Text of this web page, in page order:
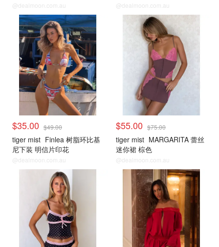
@dealmoon.com.au @dealmoon.com.au
$35.00 $49.00
tiger mist Finlea 树脂环比基
尼下装 明信片印花
@dealmoon.com.au
$55.00 $75.00
tiger mist MARGARITA 蕾丝
迷你裙 棕色
@dealmoon.com.au